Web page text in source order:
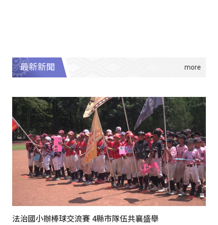
最新新聞
法治國小辦棒球交流賽 4縣市隊伍共襄盛舉